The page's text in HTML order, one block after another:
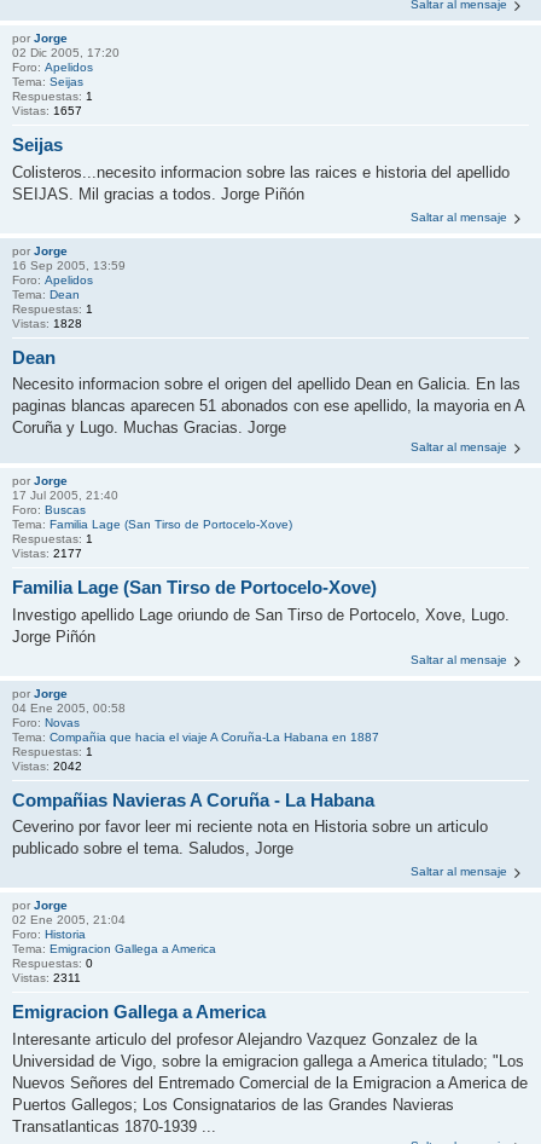
Saltar al mensaje
por Jorge
02 Dic 2005, 17:20
Foro: Apelidos
Tema: Seijas
Respuestas: 1
Vistas: 1657
Seijas
Colisteros...necesito informacion sobre las raices e historia del apellido
SEIJAS. Mil gracias a todos. Jorge Piñón
Saltar al mensaje
por Jorge
16 Sep 2005, 13:59
Foro: Apelidos
Tema: Dean
Respuestas: 1
Vistas: 1828
Dean
Necesito informacion sobre el origen del apellido Dean en Galicia. En las
paginas blancas aparecen 51 abonados con ese apellido, la mayoria en A
Coruña y Lugo. Muchas Gracias. Jorge
Saltar al mensaje
por Jorge
17 Jul 2005, 21:40
Foro: Buscas
Tema: Familia Lage (San Tirso de Portocelo-Xove)
Respuestas: 1
Vistas: 2177
Familia Lage (San Tirso de Portocelo-Xove)
Investigo apellido Lage oriundo de San Tirso de Portocelo, Xove, Lugo.
Jorge Piñón
Saltar al mensaje
por Jorge
04 Ene 2005, 00:58
Foro: Novas
Tema: Compañia que hacia el viaje A Coruña-La Habana en 1887
Respuestas: 1
Vistas: 2042
Compañias Navieras A Coruña - La Habana
Ceverino por favor leer mi reciente nota en Historia sobre un articulo
publicado sobre el tema. Saludos, Jorge
Saltar al mensaje
por Jorge
02 Ene 2005, 21:04
Foro: Historia
Tema: Emigracion Gallega a America
Respuestas: 0
Vistas: 2311
Emigracion Gallega a America
Interesante articulo del profesor Alejandro Vazquez Gonzalez de la
Universidad de Vigo, sobre la emigracion gallega a America titulado; "Los
Nuevos Señores del Entremado Comercial de la Emigracion a America de
Puertos Gallegos; Los Consignatarios de las Grandes Navieras
Transatlanticas 1870-1939 ...